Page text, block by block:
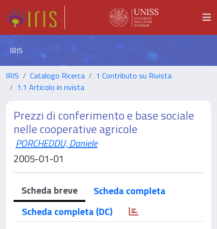
IRIS
IRIS Catalogo Ricerca
1 Contributo su Rivista
1.1 Articolo in rivista
Prezzi di conferimento e base sociale
nelle cooperative agricole
PORCHEDDU, Daniele
2005-01-01
Scheda breve
Scheda completa
Scheda completa (DC)